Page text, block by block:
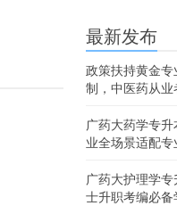
最新发布
政策扶持黄金
制，中医药从
广药大药学专
业全场景适配专
广药大护理学
士升职考编必备